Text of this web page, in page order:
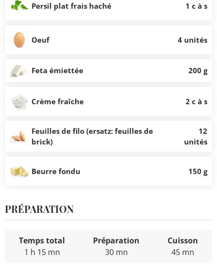
Persil plat frais haché 1 c à s
Oeuf 4 unités
Feta émiettée 200 g
Crème fraîche 2 c à s
Feuilles de filo (ersatz: feuilles de
brick)
12
unités
Beurre fondu 150 g
PRÉPARATION
Temps total
1 h 15 mn
Préparation
30 mn
Cuisson
45 mn